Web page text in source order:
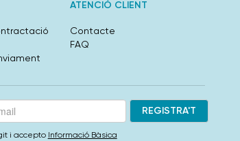
ATENCIÓ CLIENT
Contacte
FAQ
i accepto Informació Bàsica